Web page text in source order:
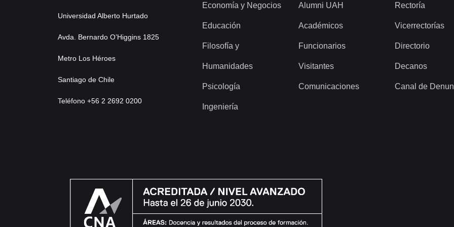
Universidad Alberto Hurtado
Avda. Bernardo O’Higgins 1825
Metro Los Héroes
Santiago de Chile
Teléfono +56 2 2692 0200
Economía y Negocios
Educación
Filosofía y
Humanidades
Psicología
Ingeniería
Alumni UAH
Académicos
Funcionarios
Visitantes
Comunicaciones
Rectoría
Vicerrectorías
Directorio
Decanos
Canal de